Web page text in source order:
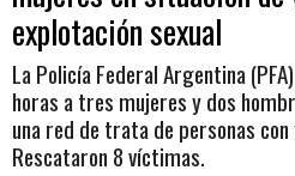
explotación sexual
La Policía Federal Argentina
horas a tres mujeres y dos
una red de trata de personas
Rescataron 8 víctimas.